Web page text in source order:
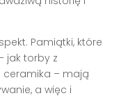
Pamiątki, które
jak torby z
ceramika – mają
a więc i